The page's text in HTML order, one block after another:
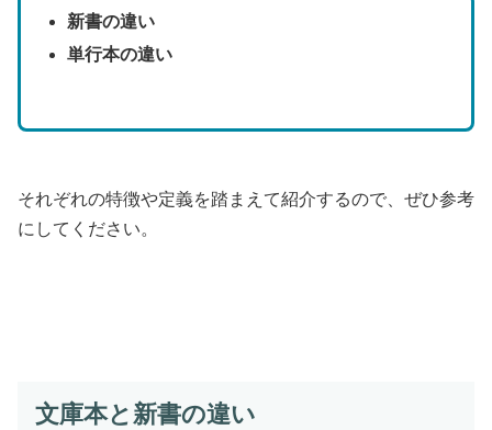
新書の違い
単行本の違い
それぞれの特徴や定義を踏まえて紹介するので、ぜひ参考
にしてください。
文庫本と新書の違い